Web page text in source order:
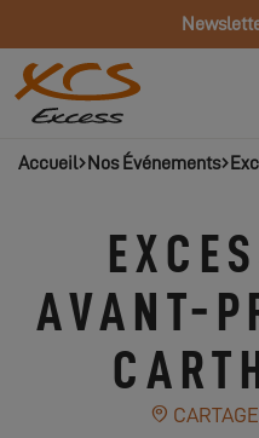
Accueil Nos Événements
AVANT-